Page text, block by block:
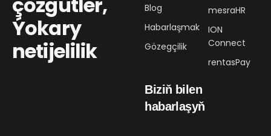
Ýokary
netijelilik
Blog
Habarlaşmak
Gözegçilik
mesraHR
ION
Connect
rentasPay
Biziň bilen
habarlaşyň